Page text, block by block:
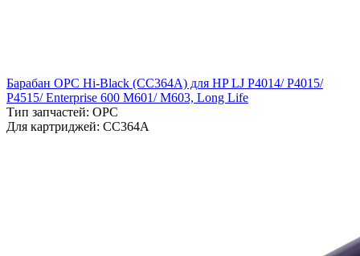
Барабан OPC Hi-Black (CC364A) для HP LJ P4014/ P4015/
P4515/ Enterprise 600 M601/ M603, Long Life
Тип запчастей: OPC
Для картриджей: CC364A